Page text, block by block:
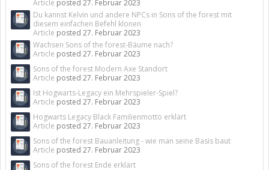
Article posted 27. Februar 2023
Du kannst Kelvin und andere NPCs in Sons of the forest mit
diesem einfachen Befehl klonen
Article posted 27. Februar 2023
Wachsen Sons of the forest-Bäume nach?
Article posted 27. Februar 2023
Sons of the forest Modern Axe Standort
Article posted 27. Februar 2023
Ist Hogwarts-Legacy ein Mehrspieler-Spiel?
Article posted 27. Februar 2023
Hogwarts Legacy Black Familienmotto erklärt
Article posted 27. Februar 2023
Sons of the forest Bauanleitung - wie man seine Basis baut
Article posted 27. Februar 2023
Sons of the forest Ende erklärt